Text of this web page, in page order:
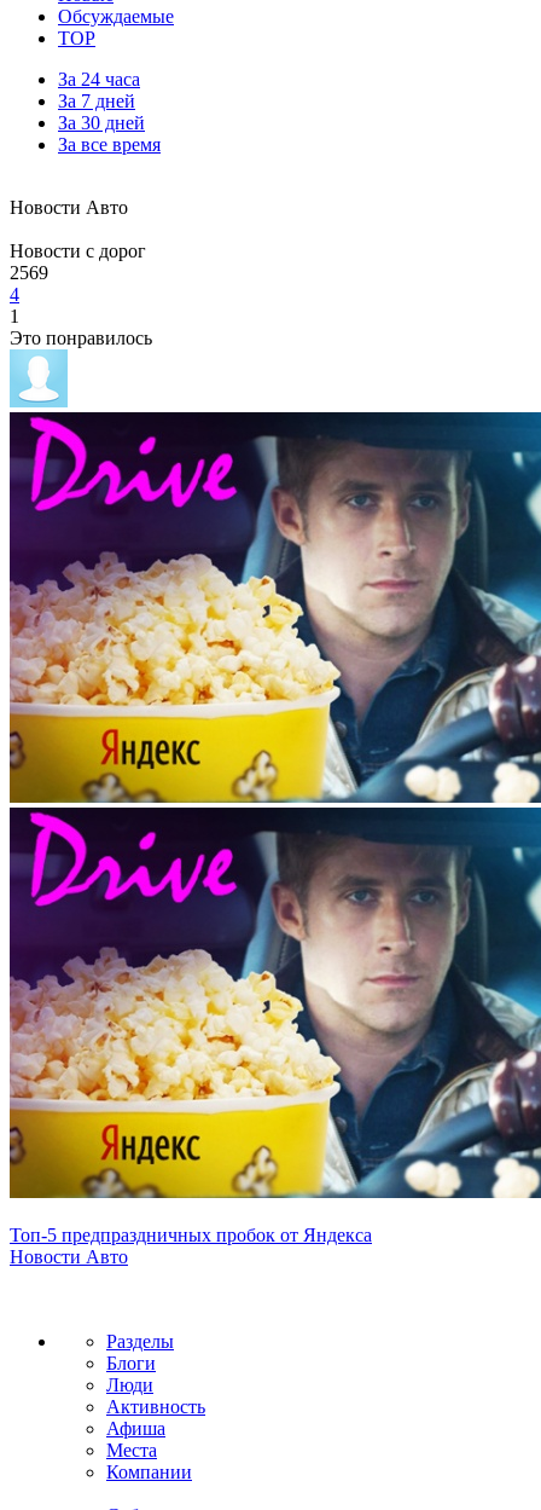
Обсуждаемые
TOP
За 24 часа
За 7 дней
За 30 дней
За все время
Новости Авто
Новости с дорог
2569
4
1
Это понравилось
Топ-5 предпраздничных пробок от Яндекса
Новости Авто
Разделы
Блоги
Люди
Активность
Афиша
Места
Компании